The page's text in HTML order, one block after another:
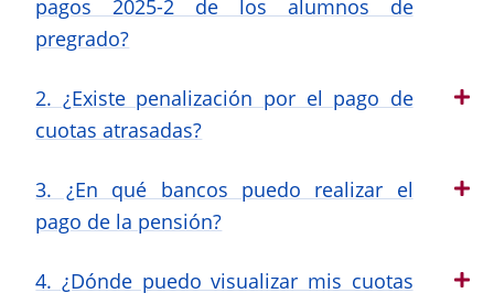
pagos 2025-2 de los alumnos de
pregrado?
2. ¿Existe penalización por el pago de
cuotas atrasadas?
3. ¿En qué bancos puedo realizar el
pago de la pensión?
4. ¿Dónde puedo visualizar mis cuotas